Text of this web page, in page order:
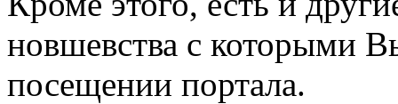
новшевства с которыми
посещении портала.